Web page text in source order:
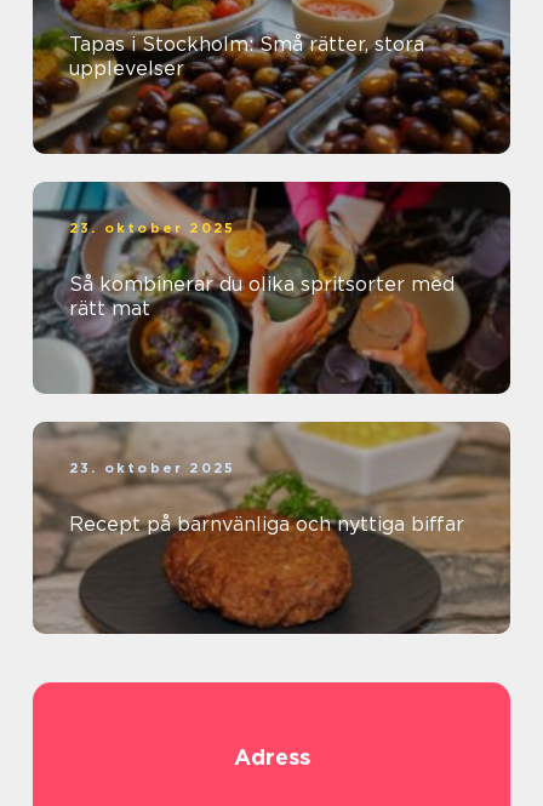
Tapas i Stockholm: Små rätter, stora
upplevelser
23. oktober 2025
Så kombinerar du olika spritsorter med
rätt mat
23. oktober 2025
Recept på barnvänliga och nyttiga biffar
Adress